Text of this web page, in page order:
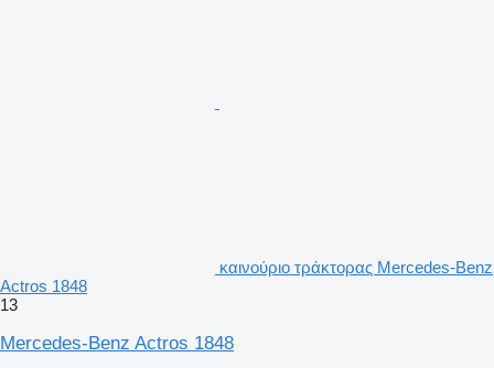
καινούριο τράκτορας Mercedes-Benz
Actros 1848
13
Mercedes-Benz Actros 1848